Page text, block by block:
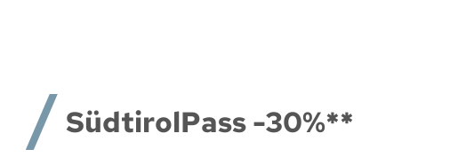
SüdtirolPass -30%**